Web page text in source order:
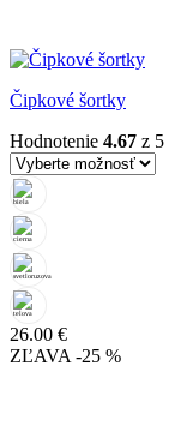
Čipkové šortky
Hodnotenie 4.67 z 5
26.00 €
ZĽAVA -25 %